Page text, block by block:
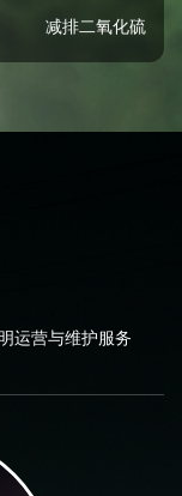
减排二氧化硫
运营与维护服务